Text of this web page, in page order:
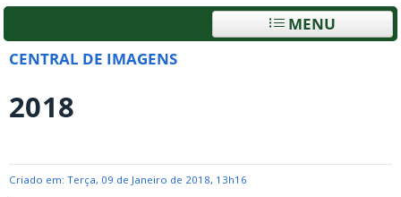
MENU
CENTRAL DE IMAGENS
2018
Criado em: Terça, 09 de Janeiro de 2018, 13h16